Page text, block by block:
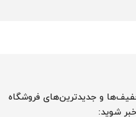
و جدیدترین‌های فروشگاه
شوید: